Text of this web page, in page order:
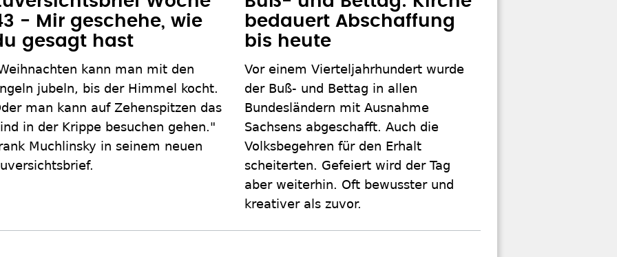
- Mir geschehe, wie
gesagt hast
kann man mit den
jubeln, bis der Himmel kocht.
man kann auf Zehenspitzen das
in der Krippe besuchen gehen."
Muchlinsky in seinem neuen
bedauert Abschaffung
bis heute
Vor einem Vierteljahrhundert wurde
der Buß- und Bettag in allen
Bundesländern mit Ausnahme
Sachsens abgeschafft. Auch die
Volksbegehren für den Erhalt
scheiterten. Gefeiert wird der Tag
aber weiterhin. Oft bewusster und
kreativer als zuvor.